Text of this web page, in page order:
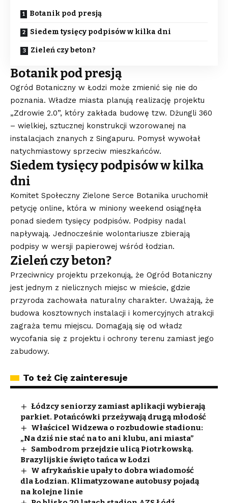
Botanik pod presją
Siedem tysięcy podpisów w kilka dni
Zieleń czy beton?
Botanik pod presją
Ogród Botaniczny w Łodzi może zmienić się nie do
poznania. Władze miasta planują realizację projektu
„Zdrowie 2.0”, który zakłada budowę tzw. Dżungli 360
– wielkiej, sztucznej konstrukcji wzorowanej na
instalacjach znanych z Singapuru. Pomysł wywołał
natychmiastowy sprzeciw mieszkańców.
Siedem tysięcy podpisów w kilka
dni
Komitet Społeczny Zielone Serce Botanika uruchomił
petycję online, która w miniony weekend osiągnęła
ponad siedem tysięcy podpisów. Podpisy nadal
napływają. Jednocześnie wolontariusze zbierają
podpisy w wersji papierowej wśród łodzian.
Zieleń czy beton?
Przeciwnicy projektu przekonują, że Ogród Botaniczny
jest jednym z nielicznych miejsc w mieście, gdzie
przyroda zachowała naturalny charakter. Uważają, że
budowa kosztownych instalacji i komercyjnych atrakcji
zagraża temu miejscu. Domagają się od władz
wycofania się z projektu i ochrony terenu zamiast jego
zabudowy.
To też Cię zainteresuje
Łódzcy seniorzy zamiast aplikacji wybierają
parkiet. Potańcówki przeżywają drugą młodość
Właścicel Widzewa o rozbudowie stadionu:
„Na dziś nie stać na to ani klubu, ani miasta”
Sambodrom przejdzie ulicą Piotrkowską.
Brazylijskie święto tańca w Łodzi
W afrykańskie upały to dobra wiadomość
dla Łodzian. Klimatyzowane autobusy pojadą
na kolejne linie